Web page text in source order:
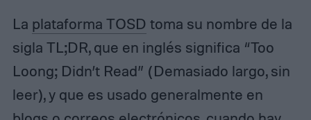
La plataforma TOSD toma su nombre de la
sigla TL;DR, que en inglés significa “Too
Loong; Didn’t Read” (Demasiado largo, sin
leer), y que es usado generalmente en